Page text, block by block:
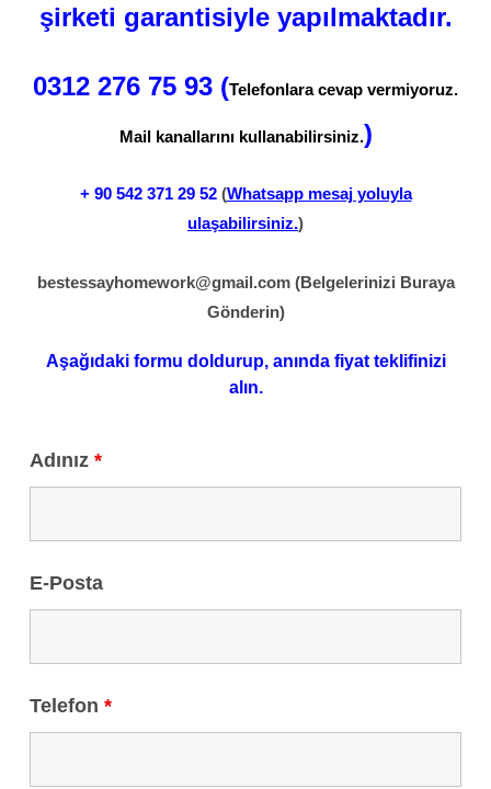
şirketi garantisiyle yapılmaktadır.
0312 276 75 93 (Telefonlara cevap vermiyoruz.
Mail kanallarını kullanabilirsiniz.)
+ 90 542 371 29 52(Whatsapp mesaj yoluyla
ulaşabilirsiniz.)
bestessayhomework@gmail.com(Belgelerinizi Buraya
Gönderin)
Aşağıdaki formu doldurup, anında fiyat teklifinizi
alın.
Adınız*
E-Posta
Telefon*